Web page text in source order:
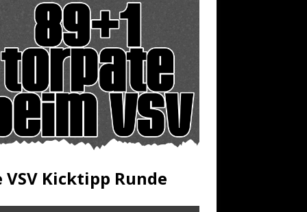
VSV Kicktipp Runde